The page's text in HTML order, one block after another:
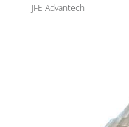
JFE Advantech